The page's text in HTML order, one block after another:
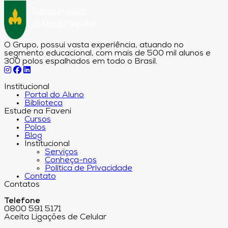
O Grupo, possui vasta experiência, atuando no
segmento educacional, com mais de 500 mil alunos e
300 polos espalhados em todo o Brasil.
Institucional
Portal do Aluno
Biblioteca
Estude na Faveni
Cursos
Polos
Blog
Institucional
Serviços
Conheça-nos
Política de Privacidade
Contato
Contatos
Telefone
0800 591 5171
Aceita Ligações de Celular